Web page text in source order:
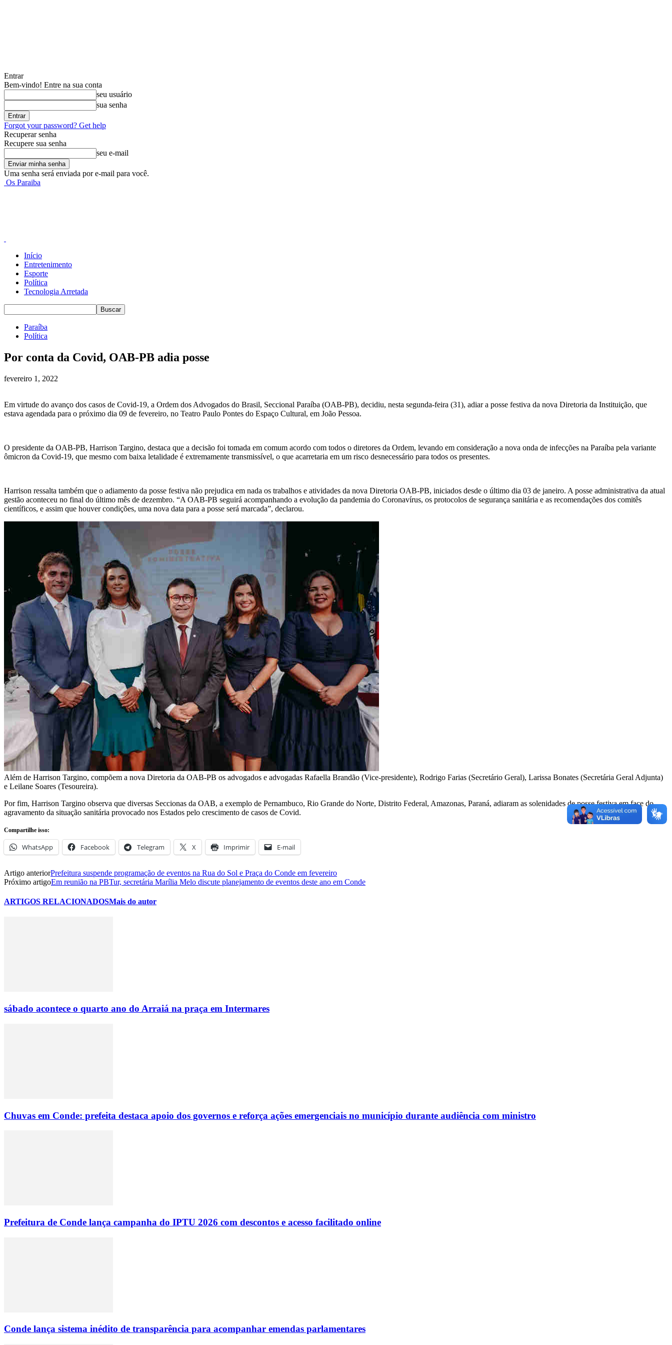
Entrar
Bem-vindo! Entre na sua conta
seu usuário
sua senha
Forgot your password? Get help
Recuperar senha
Recupere sua senha
seu e-mail
Uma senha será enviada por e-mail para você.
Os Paraiba
Início
Entretenimento
Esporte
Política
Tecnologia Arretada
Paraíba
Política
Por conta da Covid, OAB-PB adia posse
fevereiro 1, 2022
Em virtude do avanço dos casos de Covid-19, a Ordem dos Advogados do Brasil, Seccional Paraíba (OAB-PB), decidiu, nesta segunda-feira (31), adiar a posse festiva da nova Diretoria da Instituição, que
estava agendada para o próximo dia 09 de fevereiro, no Teatro Paulo Pontes do Espaço Cultural, em João Pessoa.
O presidente da OAB-PB, Harrison Targino, destaca que a decisão foi tomada em comum acordo com todos o diretores da Ordem, levando em consideração a nova onda de infecções na Paraíba pela variante
ômicron da Covid-19, que mesmo com baixa letalidade é extremamente transmissível, o que acarretaria em um risco desnecessário para todos os presentes.
Harrison ressalta também que o adiamento da posse festiva não prejudica em nada os trabalhos e atividades da nova Diretoria OAB-PB, iniciados desde o último dia 03 de janeiro. A posse administrativa da atual
gestão aconteceu no final do último mês de dezembro. “A OAB-PB seguirá acompanhando a evolução da pandemia do Coronavírus, os protocolos de segurança sanitária e as recomendações dos comitês
científicos, e assim que houver condições, uma nova data para a posse será marcada”, declarou.
Além de Harrison Targino, compõem a nova Diretoria da OAB-PB os advogados e advogadas Rafaella Brandão (Vice-presidente), Rodrigo Farias (Secretário Geral), Larissa Bonates (Secretária Geral Adjunta)
e Leilane Soares (Tesoureira).
Por fim, Harrison Targino observa que diversas Seccionas da OAB, a exemplo de Pernambuco, Rio Grande do Norte, Distrito Federal, Amazonas, Paraná, adiaram as solenidades de posse festiva em face do
agravamento da situação sanitária provocado nos Estados pelo crescimento de casos de Covid.
Compartilhe isso:
WhatsApp Facebook Telegram X Imprimir E-mail
Artigo anteriorPrefeitura suspende programação de eventos na Rua do Sol e Praça do Conde em fevereiro
Próximo artigoEm reunião na PBTur, secretária Marília Melo discute planejamento de eventos deste ano em Conde
ARTIGOS RELACIONADOSMais do autor
sábado acontece o quarto ano do Arraiá na praça em Intermares
Chuvas em Conde: prefeita destaca apoio dos governos e reforça ações emergenciais no município durante audiência com ministro
Prefeitura de Conde lança campanha do IPTU 2026 com descontos e acesso facilitado online
Conde lança sistema inédito de transparência para acompanhar emendas parlamentares